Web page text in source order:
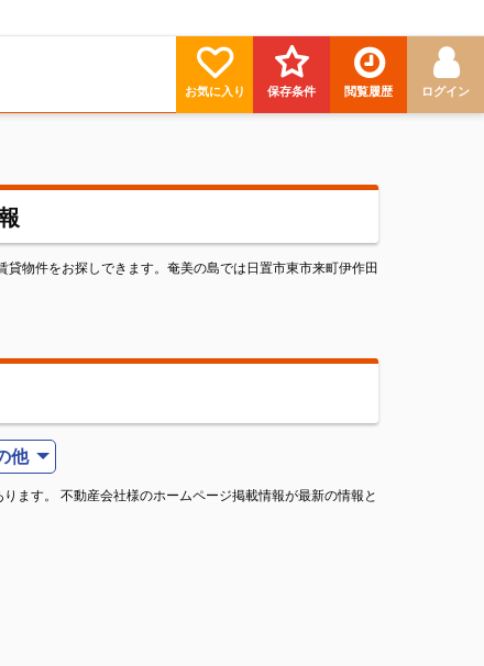
ログイン
閲覧履歴
保存条件
お気に入り
物件をお探しできます。奄美の島では日置市東市来町伊作田
他
ます。 不動産会社様のホームページ掲載情報が最新の情報と